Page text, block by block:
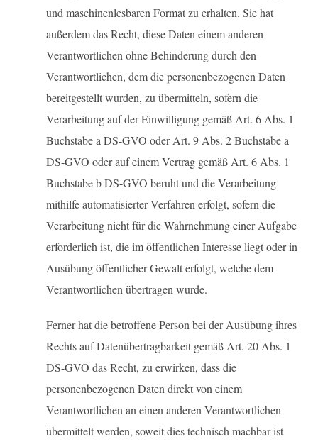
und maschinenlesbaren Format zu erhalten. Sie hat
außerdem das Recht, diese Daten einem anderen
Verantwortlichen ohne Behinderung durch den
Verantwortlichen, dem die personenbezogenen Daten
bereitgestellt wurden, zu übermitteln, sofern die
Verarbeitung auf der Einwilligung gemäß Art. 6 Abs. 1
Buchstabe a DS-GVO oder Art. 9 Abs. 2 Buchstabe a
DS-GVO oder auf einem Vertrag gemäß Art. 6 Abs. 1
Buchstabe b DS-GVO beruht und die Verarbeitung
mithilfe automatisierter Verfahren erfolgt, sofern die
Verarbeitung nicht für die Wahrnehmung einer Aufgabe
erforderlich ist, die im öffentlichen Interesse liegt oder in
Ausübung öffentlicher Gewalt erfolgt, welche dem
Verantwortlichen übertragen wurde.
Ferner hat die betroffene Person bei der Ausübung ihres
Rechts auf Datenübertragbarkeit gemäß Art. 20 Abs. 1
DS-GVO das Recht, zu erwirken, dass die
personenbezogenen Daten direkt von einem
Verantwortlichen an einen anderen Verantwortlichen
übermittelt werden, soweit dies technisch machbar ist